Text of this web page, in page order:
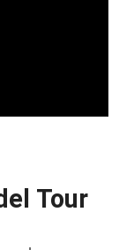
Tour